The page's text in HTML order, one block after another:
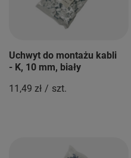
Uchwyt do montażu kabli
- K, 10 mm, biały
11,49 zł / szt.